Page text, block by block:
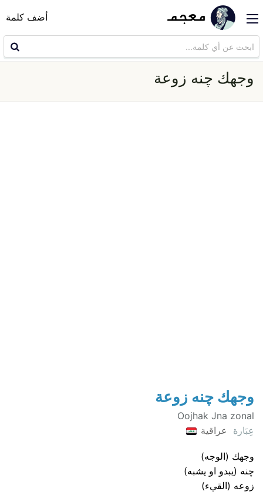
أضف كلمة
وجهك چنه زوعة
وجهك چنه زوعة
Oojhak Jna zonal
عِبَارة
عراقية
وجهك (الوجه)
چنه (يبدو او يشبه)
زوعه (القيء)